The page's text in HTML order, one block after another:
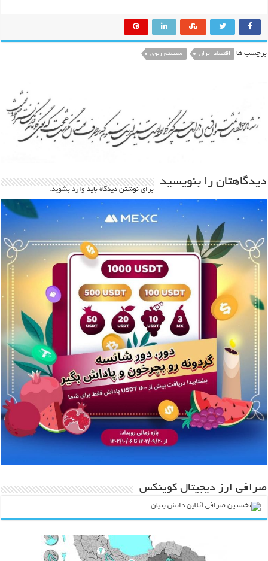
برچسب ها اقتصاد ایران سیستم ربوی
دیدگاهتان را بنویسید
برای نوشتن دیدگاه باید وارد بشوید.
صرافی ارز دیجیتال کوینکس